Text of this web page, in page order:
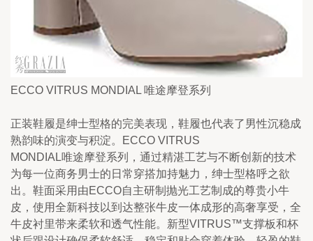
ECCO VITRUS MONDIAL 唯途摩登系列
正装鞋履是绅士型格的完美表现，鞋履也代表了男性沉稳成
熟韵味的演变与积淀。ECCO VITRUS
MONDIAL唯途摩登系列，通过精湛工艺与不断创新的技术
为每一位商务男士的日常穿搭加持魅力，绅士型格呼之欲
出。鞋面采用由ECCO自主研制抛光工艺制成的尊贵小牛
皮，使用全新科技以到达整张牛皮一体成形的高奢享受，全
牛皮衬里带来柔软和透气性能。新型VITRUS™支撑板和杯